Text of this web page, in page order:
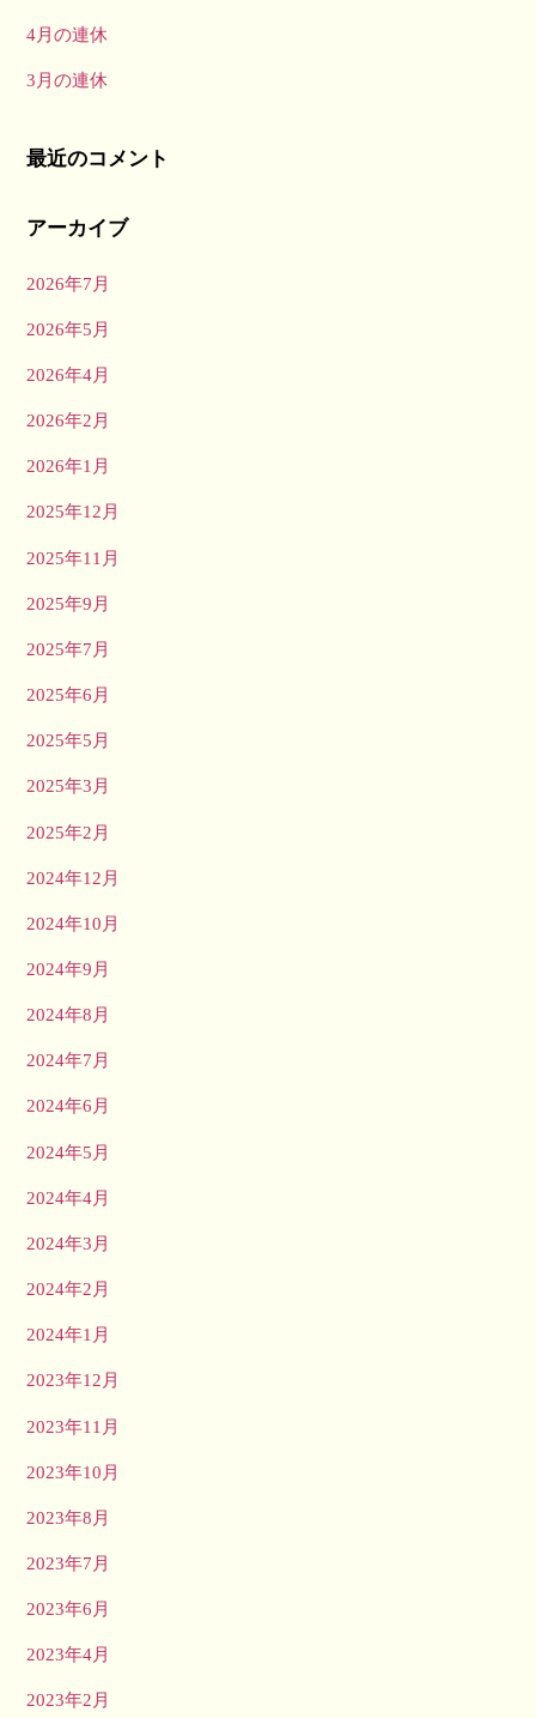
4月の連休
3月の連休
最近のコメント
アーカイブ
2026年7月
2026年5月
2026年4月
2026年2月
2026年1月
2025年12月
2025年11月
2025年9月
2025年7月
2025年6月
2025年5月
2025年3月
2025年2月
2024年12月
2024年10月
2024年9月
2024年8月
2024年7月
2024年6月
2024年5月
2024年4月
2024年3月
2024年2月
2024年1月
2023年12月
2023年11月
2023年10月
2023年8月
2023年7月
2023年6月
2023年4月
2023年2月